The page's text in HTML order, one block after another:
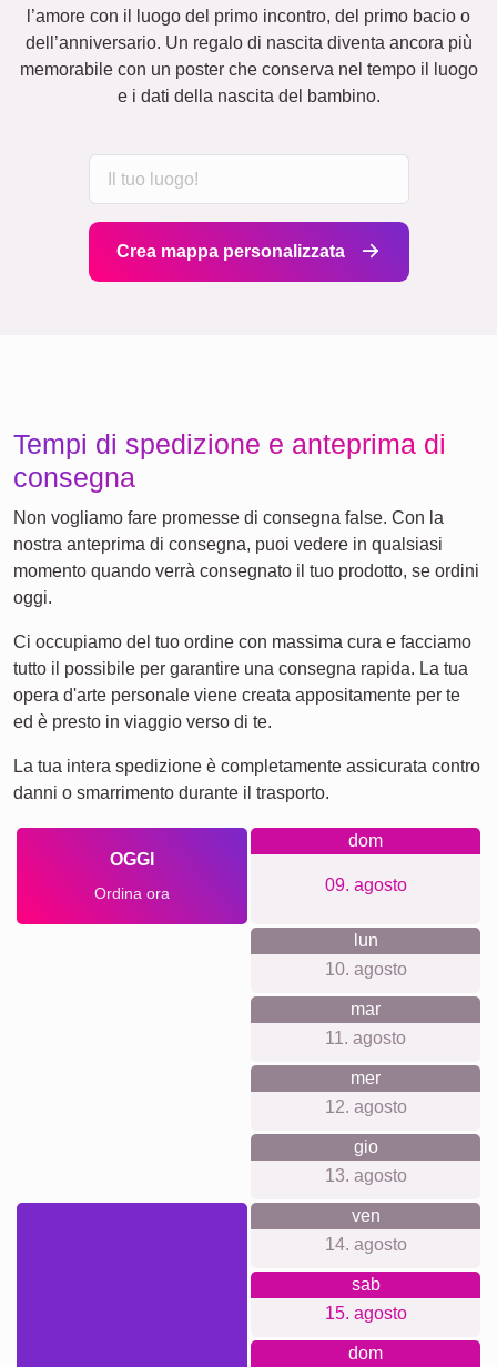
l’amore con il luogo del primo incontro, del primo bacio o
dell’anniversario. Un regalo di nascita diventa ancora più
memorabile con un poster che conserva nel tempo il luogo
e i dati della nascita del bambino.
Crea mappa personalizzata
Tempi di spedizione e anteprima di
consegna
Non vogliamo fare promesse di consegna false. Con la
nostra anteprima di consegna, puoi vedere in qualsiasi
momento quando verrà consegnato il tuo prodotto, se ordini
oggi.
Ci occupiamo del tuo ordine con massima cura e facciamo
tutto il possibile per garantire una consegna rapida. La tua
opera d'arte personale viene creata appositamente per te
ed è presto in viaggio verso di te.
La tua intera spedizione è completamente assicurata contro
danni o smarrimento durante il trasporto.
OGGI
Ordina ora
dom
09. agosto
lun
10. agosto
mar
11. agosto
mer
12. agosto
gio
13. agosto
ven
14. agosto
sab
15. agosto
dom